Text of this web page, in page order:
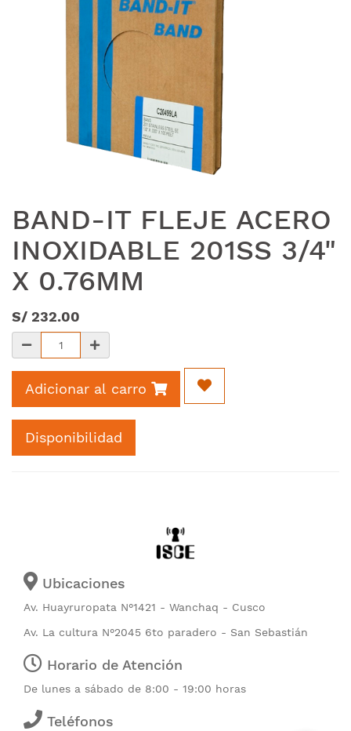
BAND-IT FLEJE ACERO
INOXIDABLE 201SS 3/4"
X 0.76MM
S/ 232.00
Adicionar al carro
Disponibilidad
Ubicaciones
Av. Huayruropata N°1421 - Wanchaq - Cusco
Av. La cultura N°2045 6to paradero - San Sebastián
Horario de Atención
De lunes a sábado de 8:00 - 19:00 horas
Teléfonos